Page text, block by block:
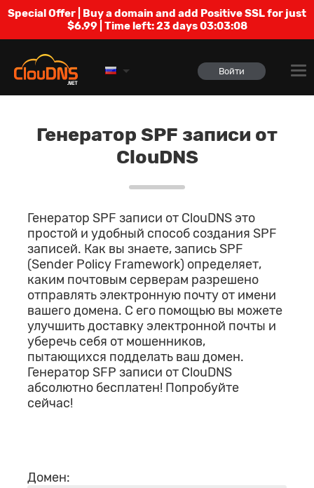
Special Offer | Buy a domain and add Positive SSL for just
$6.99 | Time left:23 days 03:03:07
Войти
Генератор SPF записи от
ClouDNS
Генератор SPF записи от ClouDNS это
простой и удобный способ создания SPF
записей. Как вы знаете, запись SPF
(Sender Policy Framework) определяет,
каким почтовым серверам разрешено
отправлять электронную почту от имени
вашего домена. С его помощью вы можете
улучшить доставку электронной почты и
уберечь себя от мошенников,
пытающихся подделать ваш домен.
Генератор SFP записи от ClouDNS
абсолютно бесплатен! Попробуйте
сейчас!
Домен: